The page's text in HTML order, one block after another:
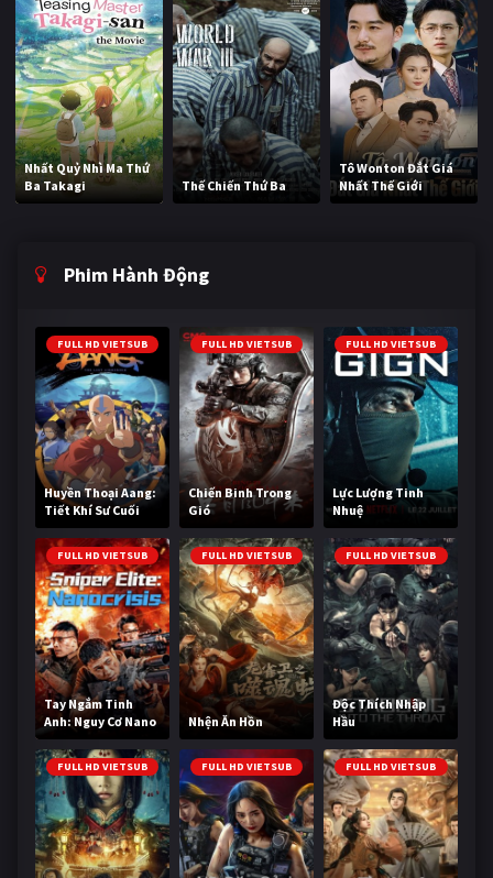
Nhất Quỷ Nhì Ma Thứ
Ba Takagi
Thế Chiến Thứ Ba
Tô Wonton Đắt Giá
Nhất Thế Giới
Phim Hành Động
FULL HD VIETSUB
Huyền Thoại Aang:
Tiết Khí Sư Cuối
Cùng
FULL HD VIETSUB
Chiến Binh Trong
Gió
FULL HD VIETSUB
Lực Lượng Tinh
Nhuệ
FULL HD VIETSUB
Tay Ngắm Tinh
Anh: Nguy Cơ Nano
FULL HD VIETSUB
Nhện Ăn Hồn
FULL HD VIETSUB
Độc Thích Nhập
Hầu
FULL HD VIETSUB FULL HD VIETSUB FULL HD VIETSUB